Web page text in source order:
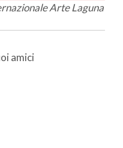
Arte Laguna
amici